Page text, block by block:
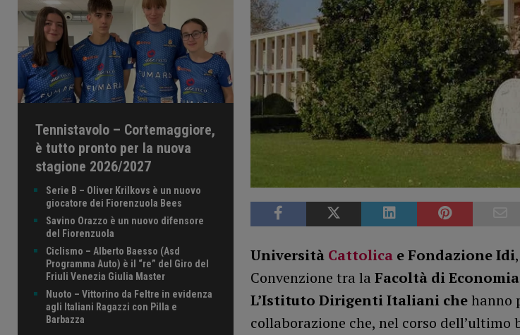
Università Cattolica e Fondazione Idi
Convenzione tra la Facoltà di
L’Istituto Dirigenti Italiani chehanno
collaborazione che, nel corso dell’ultimo
Tennistavolo – Cortemaggiore,
è tutto pronto per la nuova
stagione 2026/2027
Serie B – Oliver Krilkovs è un nuovo
giocatore dei Fiorenzuola Bees
Savino Orazzo è un nuovo difensore
del Fiorenzuola
Ciclismo – Alberto Baesso (Asd
Programma Auto) è il “re” del Giro del
Friuli Venezia Giulia Master
Nuoto – Vittorino da Feltre in evidenza
agli Italiani Ragazzi con Pilla e
Barbazza